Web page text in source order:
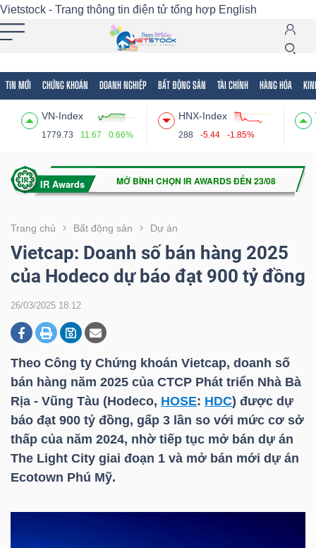
Vietstock - Trang thông tin điện tử tổng hợp English
TIN MỚI CHỨNG KHOÁN DOANH NGHIỆP BẤT ĐỘNG SẢN TÀI CHÍNH HÀNG HÓA
VN-Index
1779.73 11.67 0.66%
HNX-Index
288 -5.44 -1.85%
Trang chủ Bất động sản Dự án
Vietcap: Doanh số bán hàng 2025
của Hodeco dự báo đạt 900 tỷ đồng
26/03/2025 18:12
Theo Công ty Chứng khoán Vietcap, doanh số
bán hàng năm 2025 của CTCP Phát triển Nhà Bà
Rịa - Vũng Tàu (Hodeco, HOSE: HDC) được dự
báo đạt 900 tỷ đồng, gấp 3 lần so với mức cơ sở
thấp của năm 2024, nhờ tiếp tục mở bán dự án
The Light City giai đoạn 1 và mở bán mới dự án
Ecotown Phú Mỹ.
Tất cả Tính năng Ngành Mã chứng khoán
Tính
(-)
VIETSTOCK
CHỨNG
DOANH
NGHIỆP
BẤT